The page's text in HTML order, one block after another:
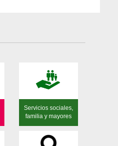
Servicios sociales,
familia y mayores